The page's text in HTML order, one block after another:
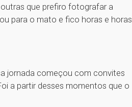
que prefiro fotografar a
para o mato e fico horas e horas
jornada começou com convites
a partir desses momentos que o